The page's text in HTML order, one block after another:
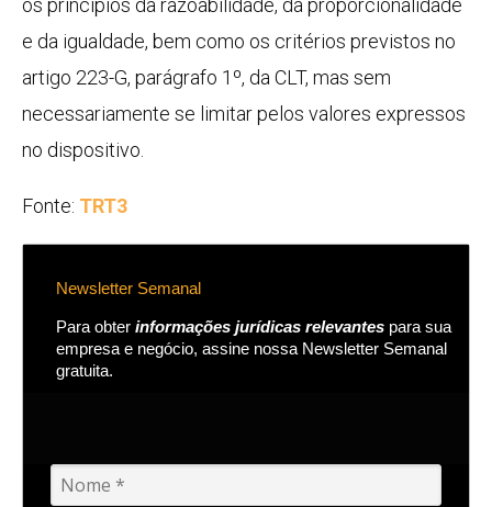
os princípios da razoabilidade, da proporcionalidade
e da igualdade, bem como os critérios previstos no
artigo 223-G, parágrafo 1º, da CLT, mas sem
necessariamente se limitar pelos valores expressos
no dispositivo.
Fonte: TRT3
Newsletter Semanal
Para obter informações jurídicas relevantes para sua
empresa e negócio, assine nossa Newsletter Semanal
gratuita.